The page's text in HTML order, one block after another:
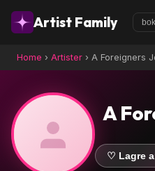
Artist Family
Home › Artister › A Foreigners
A
♡ Lagre